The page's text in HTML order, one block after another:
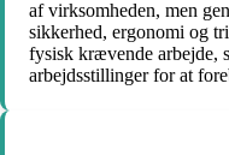
af virksomheden, men
sikkerhed, ergonomi og
fysisk krævende arbejde,
arbejdsstillinger for at